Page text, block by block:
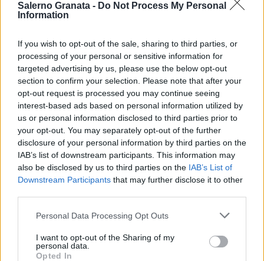
Salerno Granata - Do Not Process My Personal
Information
If you wish to opt-out of the sale, sharing to third parties, or
processing of your personal or sensitive information for
targeted advertising by us, please use the below opt-out
section to confirm your selection. Please note that after your
opt-out request is processed you may continue seeing
interest-based ads based on personal information utilized by
us or personal information disclosed to third parties prior to
your opt-out. You may separately opt-out of the further
disclosure of your personal information by third parties on the
IAB’s list of downstream participants. This information may
also be disclosed by us to third parties on the IAB’s List of
Downstream Participants that may further disclose it to other
Personal Data Processing Opt Outs
I want to opt-out of the Sharing of my
personal data.
Opted In